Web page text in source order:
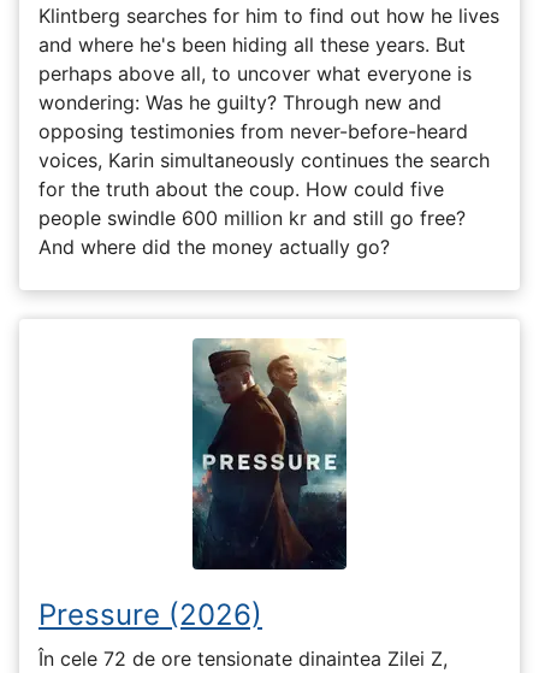
Klintberg searches for him to find out how he lives
and where he's been hiding all these years. But
perhaps above all, to uncover what everyone is
wondering: Was he guilty? Through new and
opposing testimonies from never-before-heard
voices, Karin simultaneously continues the search
for the truth about the coup. How could five
people swindle 600 million kr and still go free?
And where did the money actually go?
Pressure (2026)
În cele 72 de ore tensionate dinaintea Zilei Z,